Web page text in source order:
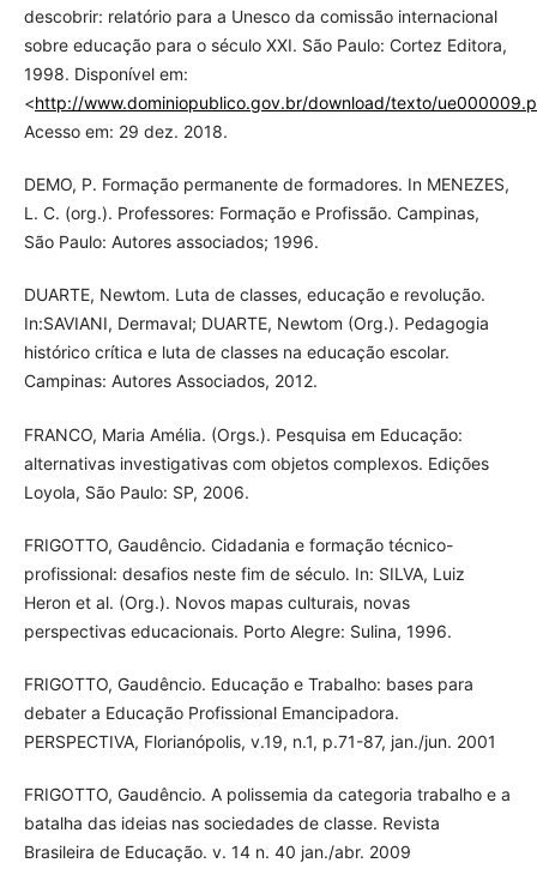
descobrir: relatório para a Unesco da comissão internacional
sobre educação para o século XXI. São Paulo: Cortez Editora,
1998. Disponível em:
<http://www.dominiopublico.gov.br/download/texto/
Acesso em: 29 dez. 2018.
DEMO, P. Formação permanente de formadores. In MENEZES,
L. C. (org.). Professores: Formação e Profissão. Campinas,
São Paulo: Autores associados; 1996.
DUARTE, Newtom. Luta de classes, educação e revolução.
In:SAVIANI, Dermaval; DUARTE, Newtom (Org.). Pedagogia
histórico crítica e luta de classes na educação escolar.
Campinas: Autores Associados, 2012.
FRANCO, Maria Amélia. (Orgs.). Pesquisa em Educação:
alternativas investigativas com objetos complexos. Edições
Loyola, São Paulo: SP, 2006.
FRIGOTTO, Gaudêncio. Cidadania e formação técnico-
profissional: desafios neste fim de século. In: SILVA, Luiz
Heron et al. (Org.). Novos mapas culturais, novas
perspectivas educacionais. Porto Alegre: Sulina, 1996.
FRIGOTTO, Gaudêncio. Educação e Trabalho: bases para
debater a Educação Profissional Emancipadora.
PERSPECTIVA, Florianópolis, v.19, n.1, p.71-87, jan./jun. 2001
FRIGOTTO, Gaudêncio. A polissemia da categoria trabalho e a
batalha das ideias nas sociedades de classe. Revista
Brasileira de Educação. v. 14 n. 40 jan./abr. 2009